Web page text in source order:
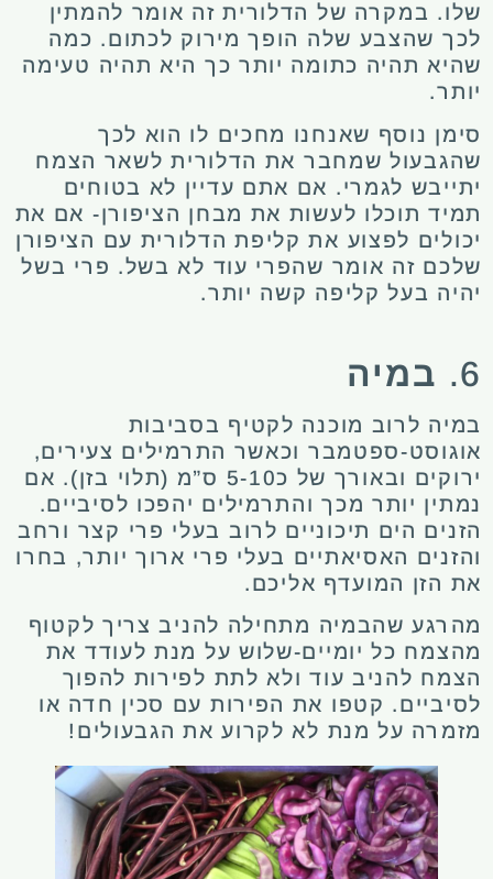
שלו. במקרה של הדלורית זה אומר להמתין
לכך שהצבע שלה הופך מירוק לכתום. כמה
שהיא תהיה כתומה יותר כך היא תהיה טעימה
יותר.
סימן נוסף שאנחנו מחכים לו הוא לכך
שהגבעול שמחבר את הדלורית לשאר הצמח
יתייבש לגמרי. אם אתם עדיין לא בטוחים
תמיד תוכלו לעשות את מבחן הציפורן- אם את
יכולים לפצוע את קליפת הדלורית עם הציפורן
שלכם זה אומר שהפרי עוד לא בשל. פרי בשל
יהיה בעל קליפה קשה יותר.
6. במיה
במיה לרוב מוכנה לקטיף בסביבות
אוגוסט-ספטמבר וכאשר התרמילים צעירים,
ירוקים ובאורך של כ5-10 ס”מ (תלוי בזן). אם
נמתין יותר מכך והתרמילים יהפכו לסיביים.
הזנים הים תיכוניים לרוב בעלי פרי קצר ורחב
והזנים האסיאתיים בעלי פרי ארוך יותר, בחרו
את הזן המועדף אליכם.
מהרגע שהבמיה מתחילה להניב צריך לקטוף
מהצמח כל יומיים-שלוש על מנת לעודד את
הצמח להניב עוד ולא לתת לפירות להפוך
לסיביים. קטפו את הפירות עם סכין חדה או
מזמרה על מנת לא לקרוע את הגבעולים!